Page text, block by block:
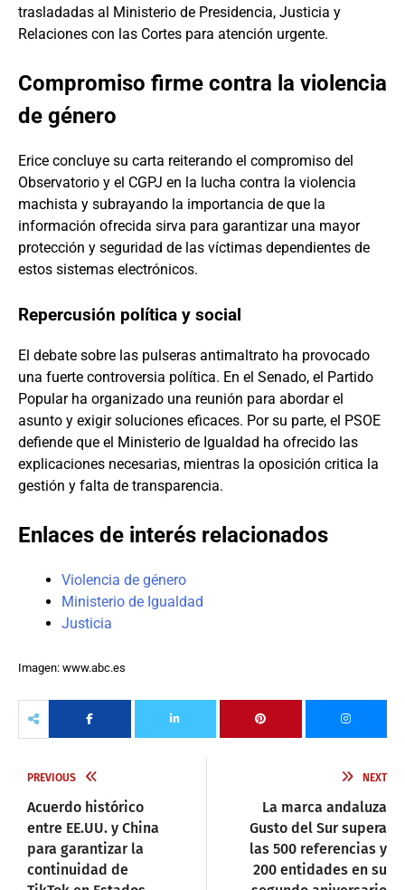
trasladadas al Ministerio de Presidencia, Justicia y
Relaciones con las Cortes para atención urgente.
Compromiso firme contra la violencia
de género
Erice concluye su carta reiterando el compromiso del
Observatorio y el CGPJ en la lucha contra la violencia
machista y subrayando la importancia de que la
información ofrecida sirva para garantizar una mayor
protección y seguridad de las víctimas dependientes de
estos sistemas electrónicos.
Repercusión política y social
El debate sobre las pulseras antimaltrato ha provocado
una fuerte controversia política. En el Senado, el Partido
Popular ha organizado una reunión para abordar el
asunto y exigir soluciones eficaces. Por su parte, el PSOE
defiende que el Ministerio de Igualdad ha ofrecido las
explicaciones necesarias, mientras la oposición critica la
gestión y falta de transparencia.
Enlaces de interés relacionados
Violencia de género
Ministerio de Igualdad
Justicia
Imagen: www.abc.es
PREVIOUS
Acuerdo histórico
entre EE.UU. y China
para garantizar la
continuidad de
NEXT
La marca andaluza
Gusto del Sur supera
las 500 referencias y
200 entidades en su